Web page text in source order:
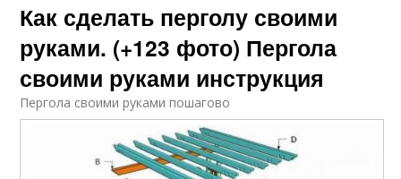
Как сделать перголу своими
руками. (+123 фото) Пергола
своими руками инструкция
Пергола своими руками пошагово